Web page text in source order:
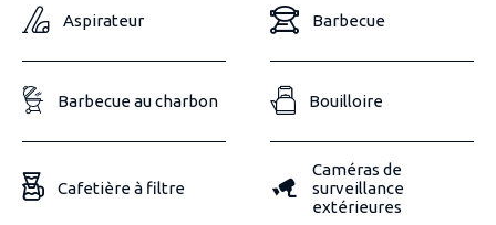
Aspirateur Barbecue
Barbecue au charbon Bouilloire
Cafetière à filtre
Caméras de
surveillance
extérieures